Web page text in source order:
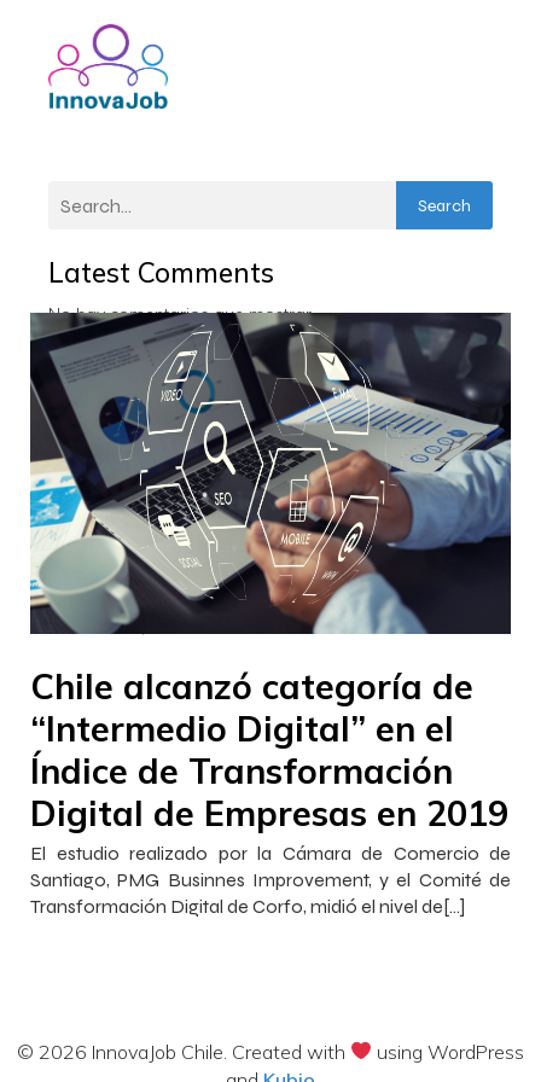
Search
Latest Comments
No hay comentarios que mostrar.
InnovaJob – 24 marzo 2020 20:22
Chile alcanzó categoría de
“Intermedio Digital” en el
Índice de Transformación
Digital de Empresas en 2019
El estudio realizado por la Cámara de Comercio de
Santiago, PMG Businnes Improvement, y el Comité de
Transformación Digital de Corfo, midió el nivel de[…]
© 2026 InnovaJob Chile. Created with
using WordPress